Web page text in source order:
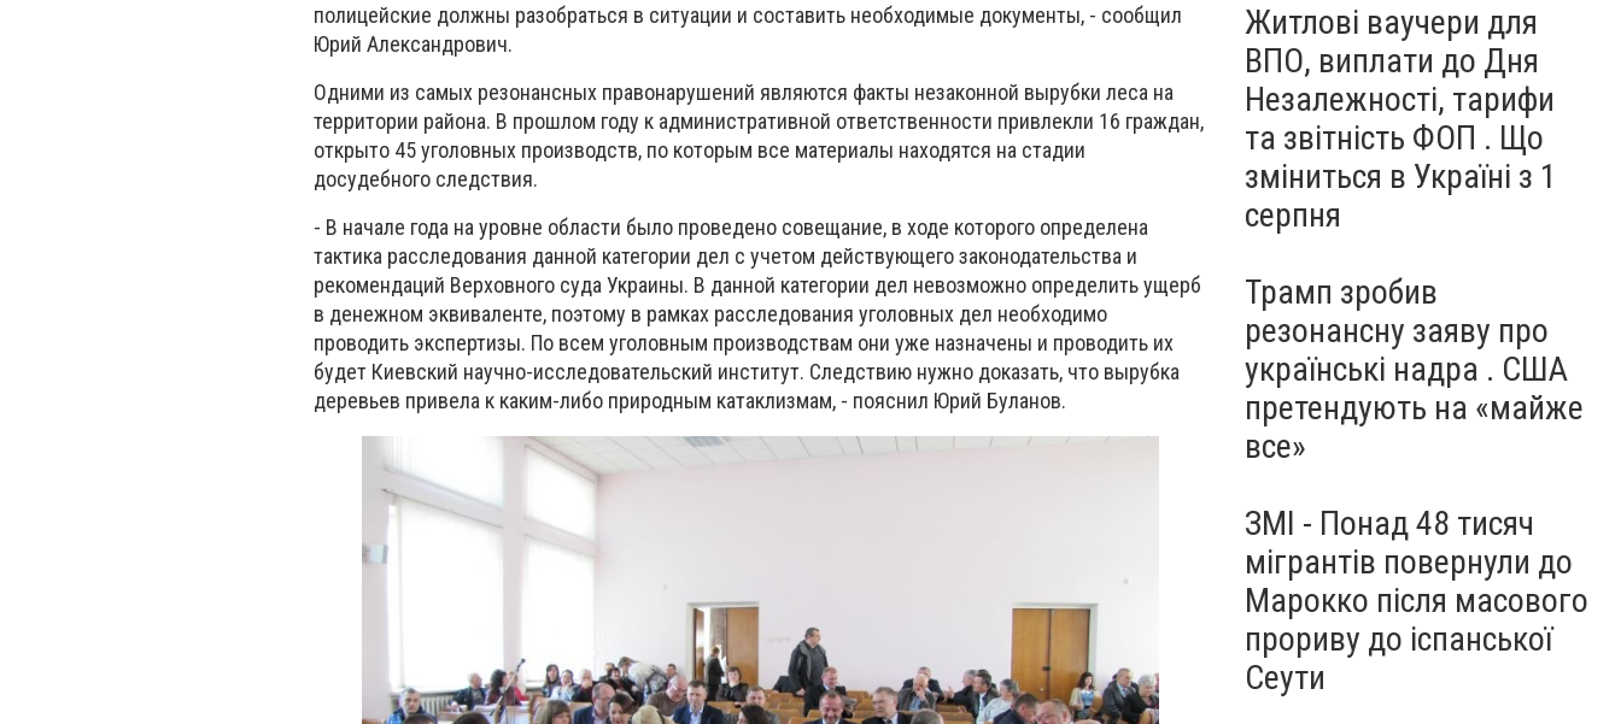
полицейские должны разобраться в ситуации и составить необходимые документы, - сообщил
Юрий Александрович.
Одними из самых резонансных правонарушений являются факты незаконной вырубки леса на
территории района. В прошлом году к административной ответственности привлекли 16 граждан,
открыто 45 уголовных производств, по которым все материалы находятся на стадии
досудебного следствия.
- В начале года на уровне области было проведено совещание, в ходе которого определена
тактика расследования данной категории дел с учетом действующего законодательства и
рекомендаций Верховного суда Украины. В данной категории дел невозможно определить ущерб
в денежном эквиваленте, поэтому в рамках расследования уголовных дел необходимо
проводить экспертизы. По всем уголовным производствам они уже назначены и проводить их
будет Киевский научно-исследовательский институт. Следствию нужно доказать, что вырубка
деревьев привела к каким-либо природным катаклизмам, - пояснил Юрий Буланов.
Житлові ваучери для
ВПО, виплати до Дня
Незалежності, тарифи
та звітність ФОП . Що
зміниться в Україні з 1
серпня
Трамп зробив
резонансну заяву про
українські надра . США
претендують на «майже
все»
ЗМІ - Понад 48 тисяч
мігрантів повернули до
Марокко після масового
прориву до іспанської
Сеути